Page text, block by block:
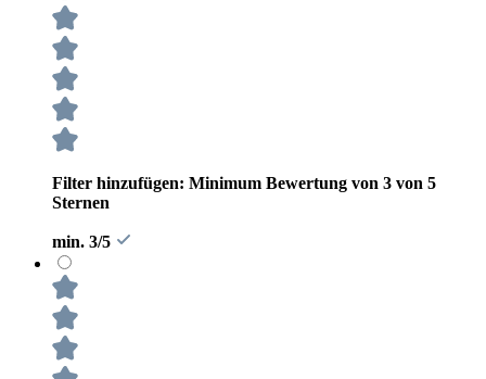
Filter hinzufügen: Minimum Bewertung von 3 von 5
Sternen
min. 3/5